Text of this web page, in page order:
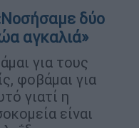
δύο
αγκαλιά»
για τους
φοβάμαι για
γιατί η
είναι